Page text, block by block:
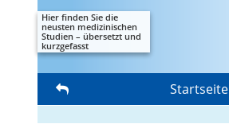
Hier finden Sie die
neusten medizinischen
Studien – übersetzt und
kurzgefasst
Startseite